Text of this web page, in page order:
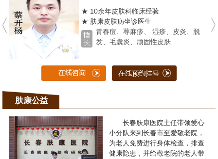
★ 10余年皮肤科临床经验
★ 肤康皮肤病坐诊医生
青春痘、荨麻疹、 湿疹、皮炎、脱
发、毛囊炎、顽固性皮肤
肤康公益
长春肤康医院主任带领爱心
小分队来到长春市至爱敬老院，
为老人免费进行身体检查，排查
健康隐患，并给敬老院的老人带